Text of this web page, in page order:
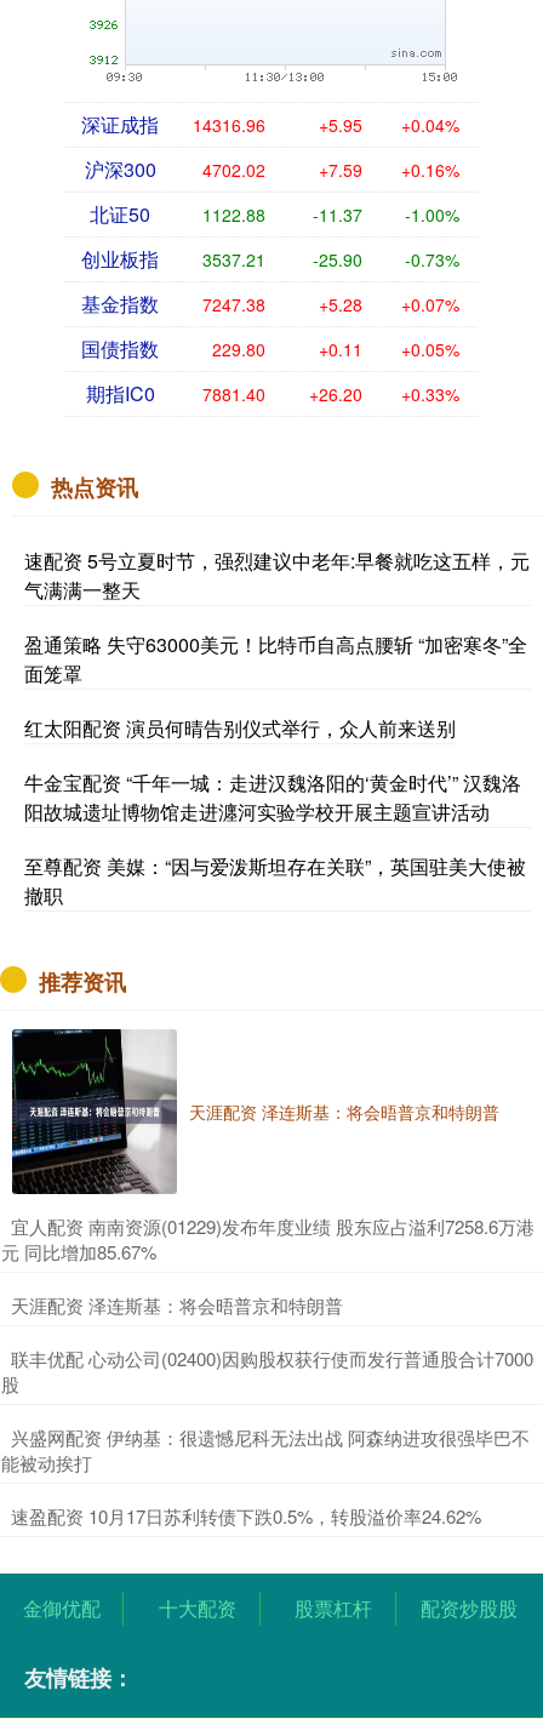
深证成指 14316.96 +5.95 +0.04%
沪深300 4702.02 +7.59 +0.16%
北证50 1122.88 -11.37 -1.00%
创业板指 3537.21 -25.90 -0.73%
基金指数 7247.38 +5.28 +0.07%
国债指数 229.80 +0.11 +0.05%
期指IC0 7881.40 +26.20 +0.33%
热点资讯
速配资 5号立夏时节，强烈建议中老年:早餐就吃这五样，元
气满满一整天
盈通策略 失守63000美元！比特币自高点腰斩 “加密寒冬”全
面笼罩
红太阳配资 演员何晴告别仪式举行，众人前来送别
牛金宝配资 “千年一城：走进汉魏洛阳的‘黄金时代’” 汉魏洛
阳故城遗址博物馆走进瀍河实验学校开展主题宣讲活动
至尊配资 美媒：“因与爱泼斯坦存在关联”，英国驻美大使被
撤职
推荐资讯
天涯配资 泽连斯基：将会晤普京和特朗普
​宜人配资 南南资源(01229)发布年度业绩 股东应占溢利7258.6万港
元 同比增加85.67%
​天涯配资 泽连斯基：将会晤普京和特朗普
​联丰优配 心动公司(02400)因购股权获行使而发行普通股合计7000
股
​兴盛网配资 伊纳基：很遗憾尼科无法出战 阿森纳进攻很强毕巴不
能被动挨打
​速盈配资 10月17日苏利转债下跌0.5%，转股溢价率24.62%
金御优配 十大配资 股票杠杆 配资炒股股
友情链接：